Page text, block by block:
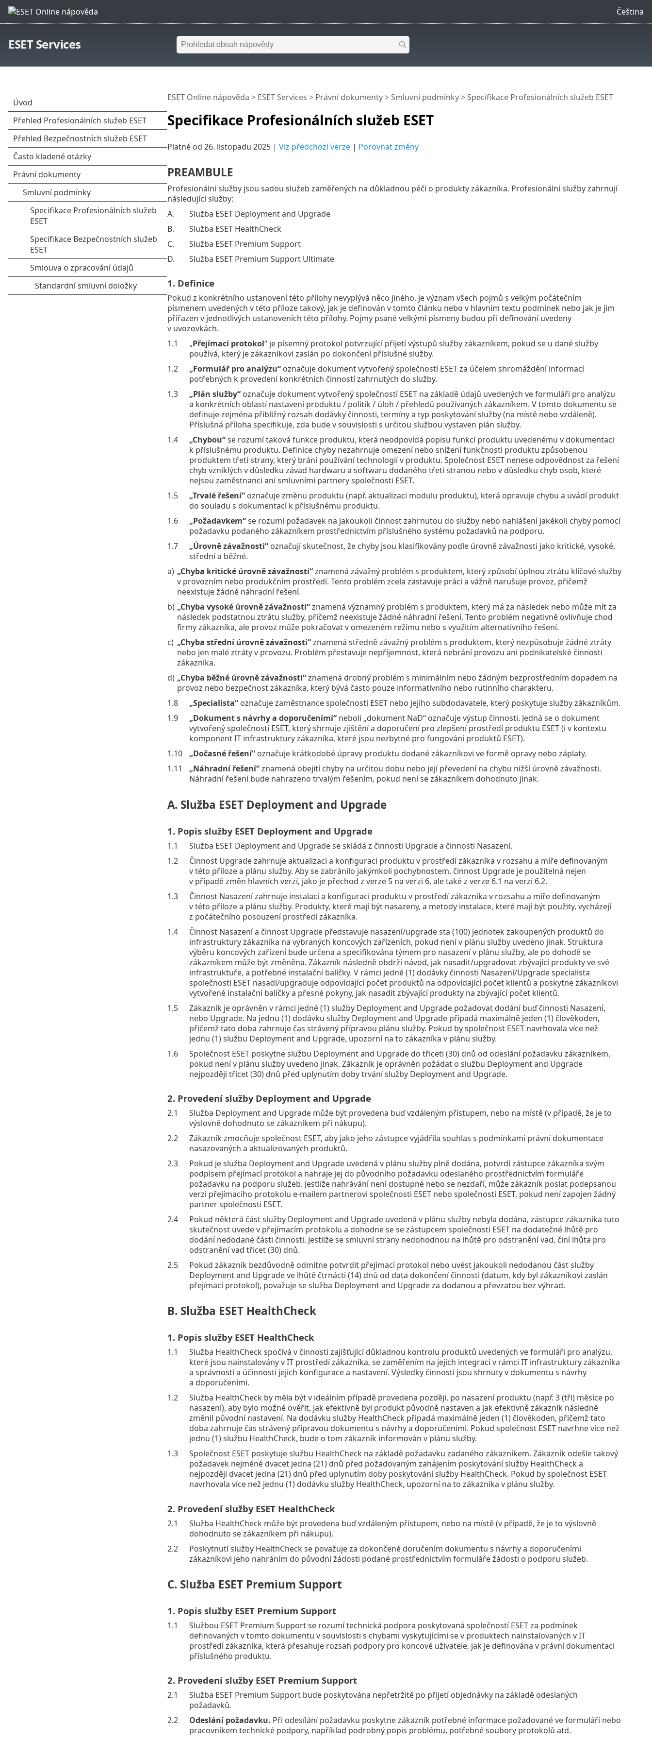
Čeština
ESET Services
Specifikace Profesionálních služeb ESET
ESET Online nápověda > ESET Services > Právní dokumenty>Smluvní podmínky> Specifikace Profesionálních služeb ESET
Platné od 26. listopadu 2025 | Viz předchozí verze| Porovnat změny
PREAMBULE
Profesionální služby jsou sadou služeb zaměřených na důkladnou péči o produkty zákazníka. Profesionální služby zahrnují
následující služby:
A.
Služba ESET Deployment and Upgrade
B.
Služba ESET HealthCheck
C.
Služba ESET Premium Support
D.
Služba ESET Premium Support Ultimate
1. Definice
Pokud z konkrétního ustanovení této přílohy nevyplývá něco jiného, je význam všech pojmů s velkým počátečním
písmenem uvedených v této příloze takový, jak je definován v tomto článku nebo v hlavním textu podmínek nebo jak je jim
přiřazen v jednotlivých ustanoveních této přílohy. Pojmy psané velkými písmeny budou při definování uvedeny
v uvozovkách.
1.1
„Přejímací protokol“ je písemný protokol potvrzující přijetí výstupů služby zákazníkem, pokud se u dané služby
používá, který je zákazníkovi zaslán po dokončení příslušné služby.
1.2
„Formulář pro analýzu“označuje dokument vytvořený společností ESET za účelem shromáždění informací
potřebných k provedení konkrétních činností zahrnutých do služby.
1.3
„Plán služby“označuje dokument vytvořený společností ESET na základě údajů uvedených ve formuláři pro analýzu
a konkrétních oblastí nastavení produktu / politik / úloh / přehledů používaných zákazníkem. V tomto dokumentu se
definuje zejména přibližný rozsah dodávky činnosti, termíny a typ poskytování služby (na místě nebo vzdáleně).
Příslušná příloha specifikuje, zda bude v souvislosti s určitou službou vystaven plán služby.
1.4
„Chybou“se rozumí taková funkce produktu, která neodpovídá popisu funkcí produktu uvedenému v dokumentaci
k příslušnému produktu. Definice chyby nezahrnuje omezení nebo snížení funkčnosti produktu způsobenou
produktem třetí strany, který brání používání technologií v produktu. Společnost ESET nenese odpovědnost za řešení
chyb vzniklých v důsledku závad hardwaru a softwaru dodaného třetí stranou nebo v důsledku chyb osob, které
nejsou zaměstnanci ani smluvními partnery společnosti ESET.
1.5
„Trvalé řešení“označuje změnu produktu (např. aktualizaci modulu produktu), která opravuje chybu a uvádí produkt
do souladu s dokumentací k příslušnému produktu.
1.6
„Požadavkem“se rozumí požadavek na jakoukoli činnost zahrnutou do služby nebo nahlášení jakékoli chyby pomocí
požadavku podaného zákazníkem prostřednictvím příslušného systému požadavků na podporu.
1.7
„Úrovně závažnosti“označují skutečnost, že chyby jsou klasifikovány podle úrovně závažnosti jako kritické, vysoké,
střední a běžné.
a) „Chyba kritické úrovně závažnosti“znamená závažný problém s produktem, který způsobí úplnou ztrátu klíčové služby
v provozním nebo produkčním prostředí. Tento problém zcela zastavuje práci a vážně narušuje provoz, přičemž
neexistuje žádné náhradní řešení.
b) „Chyba vysoké úrovně závažnosti“znamená významný problém s produktem, který má za následek nebo může mít za
následek podstatnou ztrátu služby, přičemž neexistuje žádné náhradní řešení. Tento problém negativně ovlivňuje chod
firmy zákazníka, ale provoz může pokračovat v omezeném režimu nebo s využitím alternativního řešení.
c) „Chyba střední úrovně závažnosti“znamená středně závažný problém s produktem, který nezpůsobuje žádné ztráty
nebo jen malé ztráty v provozu. Problém přestavuje nepříjemnost, která nebrání provozu ani podnikatelské činnosti
zákazníka.
d) „Chyba běžné úrovně závažnosti“znamená drobný problém s minimálním nebo žádným bezprostředním dopadem na
provoz nebo bezpečnost zákazníka, který bývá často pouze informativního nebo rutinního charakteru.
1.8
„Specialista“označuje zaměstnance společnosti ESET nebo jejího subdodavatele, který poskytuje služby zákazníkům.
1.9
„Dokument s návrhy a doporučeními“neboli „dokument NaD“ označuje výstup činnosti. Jedná se o dokument
vytvořený společností ESET, který shrnuje zjištění a doporučení pro zlepšení prostředí produktu ESET (i v kontextu
komponent IT infrastruktury zákazníka, které jsou nezbytné pro fungování produktů ESET).
1.10
„Dočasné řešení“označuje krátkodobé úpravy produktu dodané zákazníkovi ve formě opravy nebo záplaty.
1.11
„Náhradní řešení“znamená obejití chyby na určitou dobu nebo její převedení na chybu nižší úrovně závažnosti.
Náhradní řešení bude nahrazeno trvalým řešením, pokud není se zákazníkem dohodnuto jinak.
A. Služba ESET Deployment and Upgrade
1. Popis služby ESET Deployment and Upgrade
1.1
Služba ESET Deployment and Upgrade se skládá z činnosti Upgrade a činnosti Nasazení.
1.2
Činnost Upgrade zahrnuje aktualizaci a konfiguraci produktu v prostředí zákazníka v rozsahu a míře definovaným
v této příloze a plánu služby. Aby se zabránilo jakýmkoli pochybnostem, činnost Upgrade je použitelná nejen
v případě změn hlavních verzí, jako je přechod z verze 5 na verzi 6, ale také z verze 6.1 na verzi 6.2.
1.3
Činnost Nasazení zahrnuje instalaci a konfiguraci produktu v prostředí zákazníka v rozsahu a míře definovaným
v této příloze a plánu služby. Produkty, které mají být nasazeny, a metody instalace, které mají být použity, vycházejí
z počátečního posouzení prostředí zákazníka.
1.4
Činnost Nasazení a činnost Upgrade představuje nasazení/upgrade sta (100) jednotek zakoupených produktů do
infrastruktury zákazníka na vybraných koncových zařízeních, pokud není v plánu služby uvedeno jinak. Struktura
výběru koncových zařízení bude určena a specifikována týmem pro nasazení v plánu služby, ale po dohodě se
zákazníkem může být změněna. Zákazník následně obdrží návod, jak nasadit/upgradovat zbývající produkty ve své
infrastruktuře, a potřebné instalační balíčky. V rámci jedné (1) dodávky činnosti Nasazení/Upgrade specialista
společnosti ESET nasadí/upgraduje odpovídající počet produktů na odpovídající počet klientů a poskytne zákazníkovi
vytvořené instalační balíčky a přesné pokyny, jak nasadit zbývající produkty na zbývající počet klientů.
1.5
Zákazník je oprávněn v rámci jedné (1) služby Deployment and Upgrade požadovat dodání buď činnosti Nasazení,
nebo Upgrade. Na jednu (1) dodávku služby Deployment and Upgrade připadá maximálně jeden (1) člověkoden,
přičemž tato doba zahrnuje čas strávený přípravou plánu služby. Pokud by společnost ESET navrhovala více než
jednu (1) službu Deployment and Upgrade, upozorní na to zákazníka v plánu služby.
1.6
Společnost ESET poskytne službu Deployment and Upgrade do třiceti (30) dnů od odeslání požadavku zákazníkem,
pokud není v plánu služby uvedeno jinak. Zákazník je oprávněn požádat o službu Deployment and Upgrade
nejpozději třicet (30) dnů před uplynutím doby trvání služby Deployment and Upgrade.
2. Provedení služby Deployment and Upgrade
2.1
Služba Deployment and Upgrade může být provedena buď vzdáleným přístupem, nebo na místě (v případě, že je to
výslovně dohodnuto se zákazníkem při nákupu).
2.2
Zákazník zmocňuje společnost ESET, aby jako jeho zástupce vyjádřila souhlas s podmínkami právní dokumentace
nasazovaných a aktualizovaných produktů.
2.3
Pokud je služba Deployment and Upgrade uvedená v plánu služby plně dodána, potvrdí zástupce zákazníka svým
podpisem přejímací protokol a nahraje jej do původního požadavku odeslaného prostřednictvím formuláře
požadavku na podporu služeb. Jestliže nahrávání není dostupné nebo se nezdaří, může zákazník poslat podepsanou
verzi přejímacího protokolu e-mailem partnerovi společnosti ESET nebo společnosti ESET, pokud není zapojen žádný
partner společnosti ESET.
2.4
Pokud některá část služby Deployment and Upgrade uvedená v plánu služby nebyla dodána, zástupce zákazníka tuto
skutečnost uvede v přejímacím protokolu a dohodne se se zástupcem společnosti ESET na dodatečné lhůtě pro
dodání nedodané části činnosti. Jestliže se smluvní strany nedohodnou na lhůtě pro odstranění vad, činí lhůta pro
odstranění vad třicet (30) dnů.
2.5
Pokud zákazník bezdůvodně odmítne potvrdit přejímací protokol nebo uvést jakoukoli nedodanou část služby
Deployment and Upgrade ve lhůtě čtrnácti (14) dnů od data dokončení činnosti (datum, kdy byl zákazníkovi zaslán
přejímací protokol), považuje se služba Deployment and Upgrade za dodanou a převzatou bez výhrad.
B. Služba ESET HealthCheck
1. Popis služby ESET HealthCheck
1.1
Služba HealthCheck spočívá v činnosti zajišťující důkladnou kontrolu produktů uvedených ve formuláři pro analýzu,
které jsou nainstalovány v IT prostředí zákazníka, se zaměřením na jejich integraci v rámci IT infrastruktury zákazníka
a správnosti a účinnosti jejich konfigurace a nastavení. Výsledky činnosti jsou shrnuty v dokumentu s návrhy
a doporučeními.
1.2
Služba HealthCheck by měla být v ideálním případě provedena později, po nasazení produktu (např. 3 (tři) měsíce po
nasazení), aby bylo možné ověřit, jak efektivně byl produkt původně nastaven a jak efektivně zákazník následně
změnil původní nastavení. Na dodávku služby HealthCheck připadá maximálně jeden (1) člověkoden, přičemž tato
doba zahrnuje čas strávený přípravou dokumentu s návrhy a doporučeními. Pokud společnost ESET navrhne více než
jednu (1) službu HealthCheck, bude o tom zákazník informován v plánu služby.
1.3
Společnost ESET poskytuje službu HealthCheck na základě požadavku zadaného zákazníkem. Zákazník odešle takový
požadavek nejméně dvacet jedna (21) dnů před požadovaným zahájením poskytování služby HealthCheck a
nejpozději dvacet jedna (21) dnů před uplynutím doby poskytování služby HealthCheck. Pokud by společnost ESET
navrhovala více než jednu (1) dodávku služby HealthCheck, upozorní na to zákazníka v plánu služby.
2. Provedení služby ESET HealthCheck
2.1
Služba HealthCheck může být provedena buď vzdáleným přístupem, nebo na místě (v případě, že je to výslovně
dohodnuto se zákazníkem při nákupu).
2.2
Poskytnutí služby HealthCheck se považuje za dokončené doručením dokumentu s návrhy a doporučeními
zákazníkovi jeho nahráním do původní žádosti podané prostřednictvím formuláře žádosti o podporu služeb.
C. Služba ESET Premium Support
1. Popis služby ESET Premium Support
1.1
Službou ESET Premium Support se rozumí technická podpora poskytovaná společností ESET za podmínek
definovaných v tomto dokumentu v souvislosti s chybami vyskytujícími se v produktech nainstalovaných v IT
prostředí zákazníka, která přesahuje rozsah podpory pro koncové uživatele, jak je definována v právní dokumentaci
příslušného produktu.
2. Provedení služby ESET Premium Support
2.1
Služba ESET Premium Support bude poskytována nepřetržitě po přijetí objednávky na základě odeslaných
požadavků.
2.2
Odeslání požadavku. Při odesílání požadavku poskytne zákazník potřebné informace požadované ve formuláři nebo
pracovníkem technické podpory, například podrobný popis problému, potřebné soubory protokolů atd.